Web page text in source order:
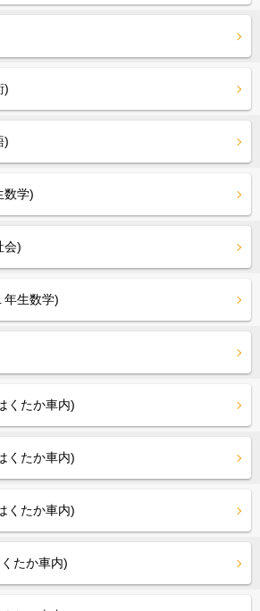
)
)
数学)
会)
年生数学)
くたか車内)
くたか車内)
くたか車内)
たか車内)